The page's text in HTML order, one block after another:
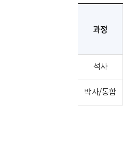
과정
석사
박사/통합